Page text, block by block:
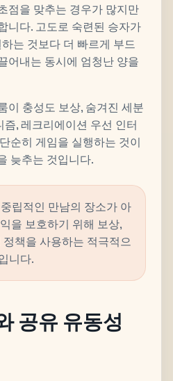
점을 맞추는 경우가 많지만
니다. 고도로 숙련된 승자가
는 것보다 더 빠르게 부드
어내는 동시에 엄청난 양을
이 충성도 보상, 숨겨진 세분
, 레크리에이션 우선 인터
순히 게임을 실행하는 것이
늦추는 것입니다.
립적인 만남의 장소가 아
을 보호하기 위해 보상,
책을 사용하는 적극적으
니다.
공유 유동성